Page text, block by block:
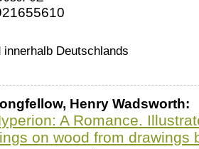
Deutschlands
Henry Wadsworth:
A Romance.
on wood from drawings